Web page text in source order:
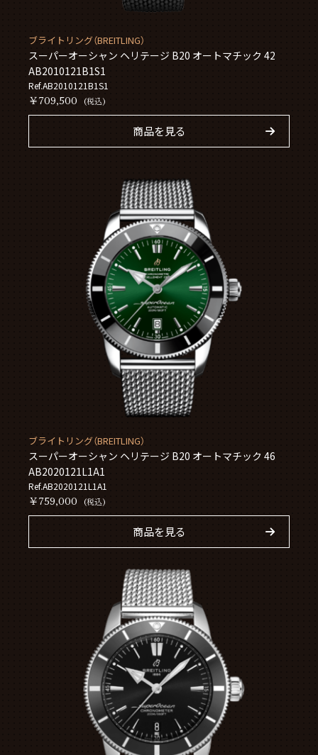
ブライトリング（BREITLING）
スーパーオーシャン ヘリテージ B20 オートマチック 42
AB2010121B1S1
Ref.AB2010121B1S1
￥709,500 (税込)
商品を見る
ブライトリング（BREITLING）
スーパーオーシャン ヘリテージ B20 オートマチック 46
AB2020121L1A1
Ref.AB2020121L1A1
￥759,000 (税込)
商品を見る